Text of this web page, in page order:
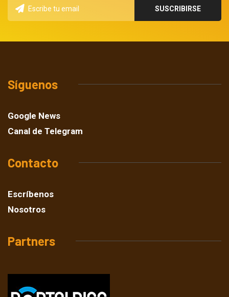
Síguenos
Google News
Canal de Telegram
Contacto
Escríbenos
Nosotros
Partners